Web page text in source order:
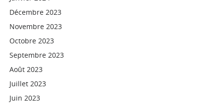
Décembre 2023
Novembre 2023
Octobre 2023
Septembre 2023
Août 2023
Juillet 2023
Juin 2023